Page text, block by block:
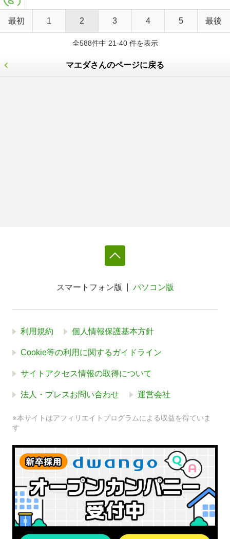
最初 1 2 3 4 5 最後
全588件中 21-40 件を表示
マエダさんのページに戻る
スマートフォン版 パソコン版
利用規約 個人情報保護基本方針
Cookie等の利用に関するガイドライン
サイトアクセス情報の取得について
法人・プレスお問い合わせ 運営会社
※本サイトはアフィリエイトプログラムによる収益を得ていま
す